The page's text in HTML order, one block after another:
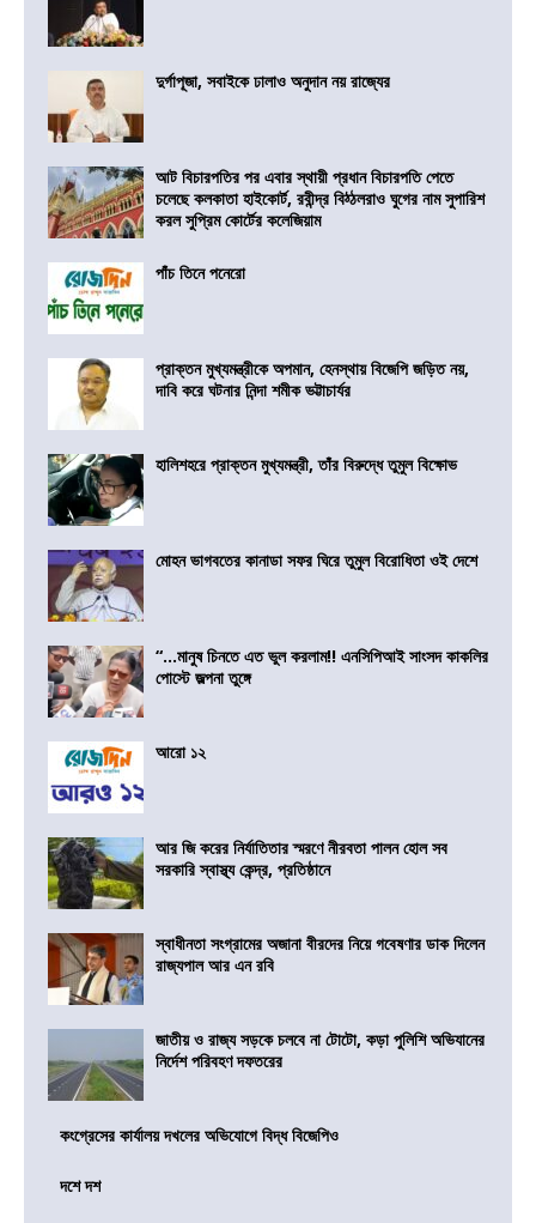
দুর্গাপূজা, সবাইকে ঢালাও অনুদান নয় রাজ্যের
আট বিচারপতির পর এবার স্থায়ী প্রধান বিচারপতি পেতে
চলেছে কলকাতা হাইকোর্ট, রবীন্দ্র বিঠ্ঠলরাও ঘুগের নাম সুপারিশ
করল সুপ্রিম কোর্টের কলেজিয়াম
পাঁচ তিনে পনেরো
প্রাক্তন মুখ্যমন্ত্রীকে অপমান, হেনস্থায় বিজেপি জড়িত নয়,
দাবি করে ঘটনার নিন্দা শমীক ভট্টাচার্যর
হালিশহরে প্রাক্তন মুখ্যমন্ত্রী, তাঁর বিরুদ্ধে তুমুল বিক্ষোভ
মোহন ভাগবতের কানাডা সফর ঘিরে তুমুল বিরোধিতা ওই দেশে
“…মানুষ চিনতে এত ভুল করলাম!! এনসিপিআই সাংসদ কাকলির
পোস্টে জল্পনা তুঙ্গে
আরো ১২
আর জি করের নির্যাতিতার স্মরণে নীরবতা পালন হোল সব
সরকারি স্বাস্থ্য কেন্দ্র, প্রতিষ্ঠানে
স্বাধীনতা সংগ্রামের অজানা বীরদের নিয়ে গবেষণার ডাক দিলেন
রাজ্যপাল আর এন রবি
জাতীয় ও রাজ্য সড়কে চলবে না টোটো, কড়া পুলিশি অভিযানের
নির্দেশ পরিবহণ দফতরের
কংগ্রেসের কার্যালয় দখলের অভিযোগে বিদ্ধ বিজেপিও
দশে দশ